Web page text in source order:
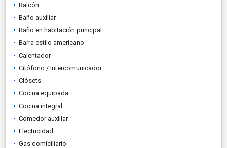
Balcón
Baño auxiliar
Baño en habitación principal
Barra estilo americano
Calentador
Citófono / Intercomunicador
Clósets
Cocina equipada
Cocina integral
Comedor auxiliar
Electricidad
Gas domiciliario